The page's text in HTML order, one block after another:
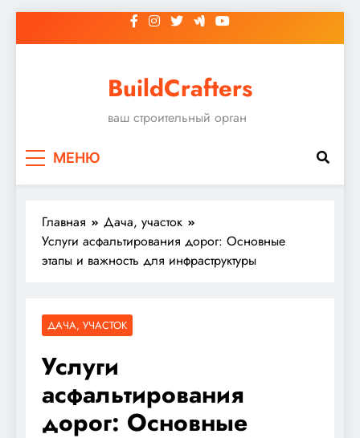
к
BuildCrafters
ваш строительный орган
МЕНЮ
Главная
Дача, участок
Услуги асфальтирования дорог: Основные
этапы и важность для инфраструктуры
ДАЧА, УЧАСТОК
Услуги
асфальтирования
дорог: Основные